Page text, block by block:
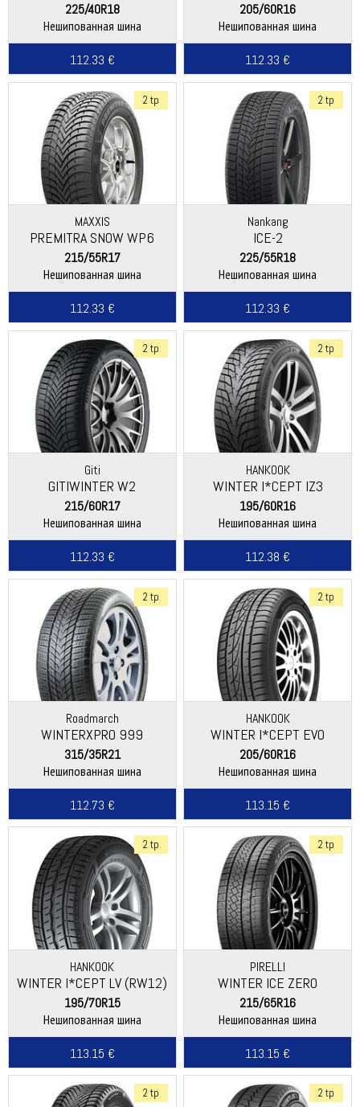
225/40R18
Нешипованная шина
112.33 €
205/60R16
Нешипованная шина
112.33 €
2 tp
MAXXIS
PREMITRA SNOW WP6
215/55R17
Нешипованная шина
112.33 €
2 tp
Nankang
ICE-2
225/55R18
Нешипованная шина
112.33 €
2 tp
Giti
GITIWINTER W2
215/60R17
Нешипованная шина
112.33 €
2 tp
HANKOOK
WINTER I*CEPT IZ3
(W636)
195/60R16
Нешипованная шина
112.38 €
2 tp
Roadmarch
WINTERXPRO 999
315/35R21
Нешипованная шина
112.73 €
2 tp
HANKOOK
WINTER I*CEPT EVO
(W310)
205/60R16
Нешипованная шина
113.15 €
2 tp
HANKOOK
WINTER I*CEPT LV (RW12)
195/70R15
Нешипованная шина
113.15 €
2 tp
PIRELLI
WINTER ICE ZERO
ASIMMETRICO
215/65R16
Нешипованная шина
113.15 €
2 tp 2 tp